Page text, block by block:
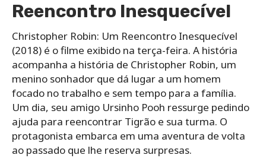
Reencontro Inesquecível
Christopher Robin: Um Reencontro Inesquecível
(2018) é o filme exibido na terça-feira. A história
acompanha a história de Christopher Robin, um
menino sonhador que dá lugar a um homem
focado no trabalho e sem tempo para a família.
Um dia, seu amigo Ursinho Pooh ressurge pedindo
ajuda para reencontrar Tigrão e sua turma. O
protagonista embarca em uma aventura de volta
ao passado que lhe reserva surpresas.